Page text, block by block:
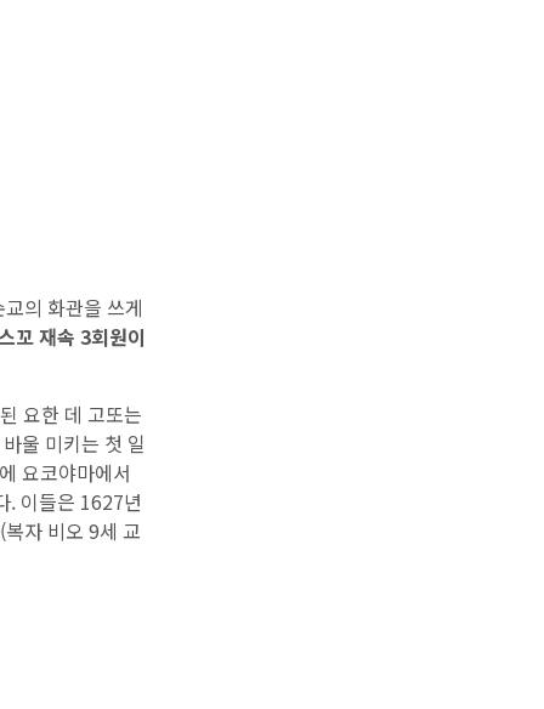
의 화관을 쓰게
꼬 재속 3회원이
요한 데 고또는
울 미키는 첫 일
요코야마에서
. 이들은 1627년
자 비오 9세 교